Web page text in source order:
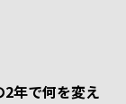
年で何を変え